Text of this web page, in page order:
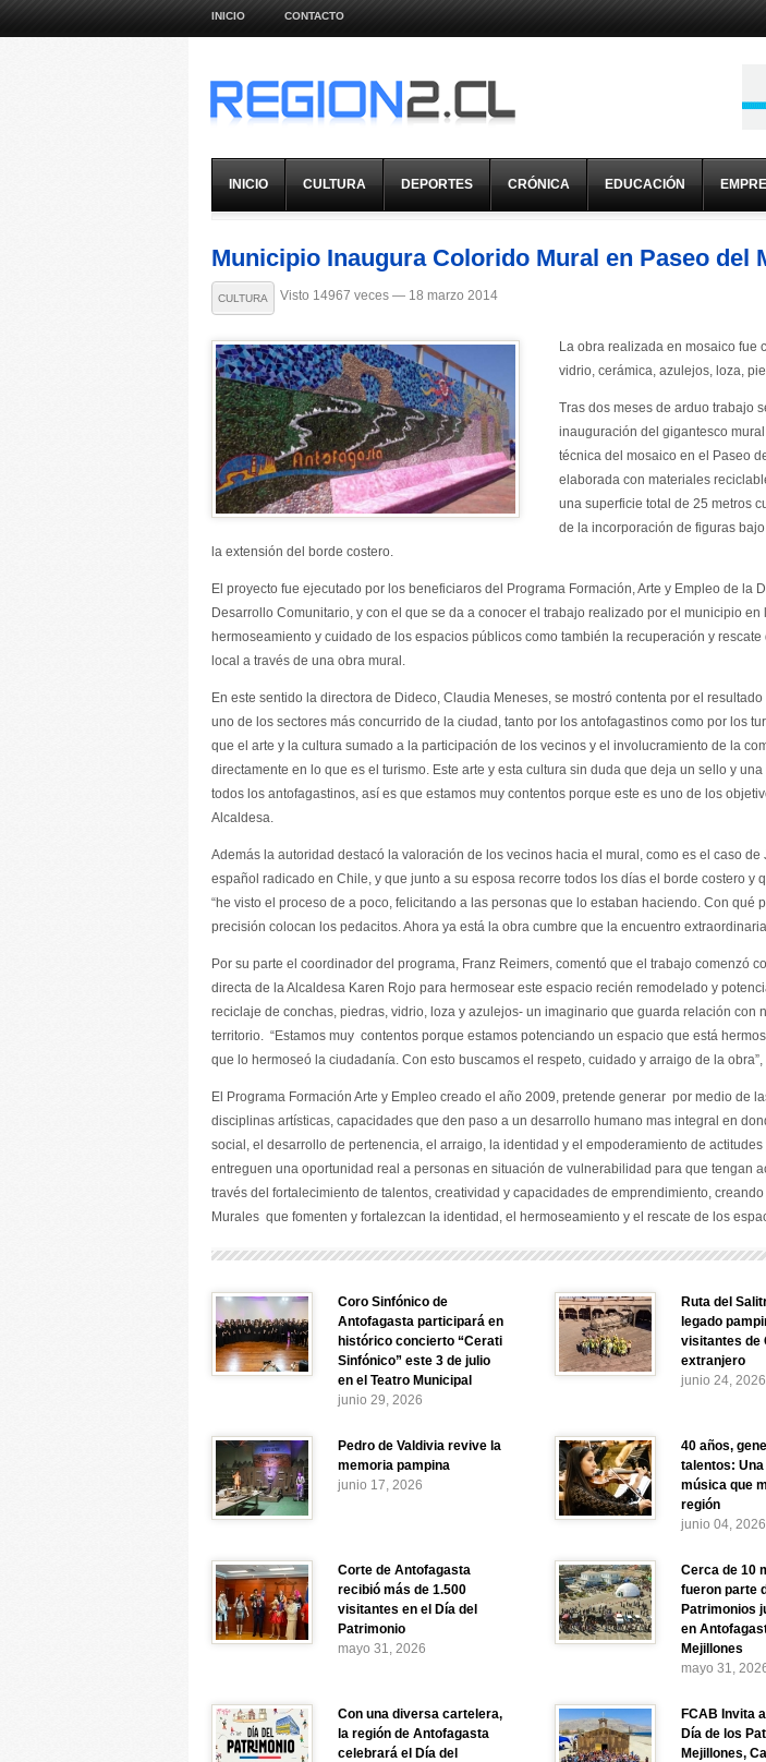
INICIO CONTACTO
INICIO CULTURA DEPORTES CRÓNICA EDUCACIÓN
Municipio Inaugura Colorido Mural en Paseo del
CULTURA Visto 14967 veces — 18 marzo 2014
La obra realizada en mosaico fue
vidrio, cerámica, azulejos, loza,
Tras dos meses de arduo trabajo
inauguración del gigantesco
técnica del mosaico en el Paseo
elaborada con materiales
una superficie total de 25 metros
de la incorporación de figuras
la extensión del borde costero.
El proyecto fue ejecutado por los beneficiaros del Programa Formación, Arte y Empleo de la
Desarrollo Comunitario, y con el que se da a conocer el trabajo realizado por el municipio en
hermoseamiento y cuidado de los espacios públicos como también la recuperación y rescate
local a través de una obra mural.
En este sentido la directora de Dideco, Claudia Meneses, se mostró contenta por el
uno de los sectores más concurrido de la ciudad, tanto por los antofagastinos como por los
que el arte y la cultura sumado a la participación de los vecinos y el involucramiento de la
directamente en lo que es el turismo. Este arte y esta cultura sin duda que deja un sello y
todos los antofagastinos, así es que estamos muy contentos porque este es uno de los
Alcaldesa.
Además la autoridad destacó la valoración de los vecinos hacia el mural, como es el caso de
español radicado en Chile, y que junto a su esposa recorre todos los días el borde costero y
“he visto el proceso de a poco, felicitando a las personas que lo estaban haciendo. Con qué
precisión colocan los pedacitos. Ahora ya está la obra cumbre que la encuentro
Por su parte el coordinador del programa, Franz Reimers, comentó que el trabajo comenzó
directa de la Alcaldesa Karen Rojo para hermosear este espacio recién remodelado y
reciclaje de conchas, piedras, vidrio, loza y azulejos- un imaginario que guarda relación con
territorio. “Estamos muy contentos porque estamos potenciando un espacio que está
que lo hermoseó la ciudadanía. Con esto buscamos el respeto, cuidado y arraigo de la
El Programa Formación Arte y Empleo creado el año 2009, pretende generar por medio de
disciplinas artísticas, capacidades que den paso a un desarrollo humano mas integral en
social, el desarrollo de pertenencia, el arraigo, la identidad y el empoderamiento de actitudes
entreguen una oportunidad real a personas en situación de vulnerabilidad para que tengan
través del fortalecimiento de talentos, creatividad y capacidades de emprendimiento,
Murales que fomenten y fortalezcan la identidad, el hermoseamiento y el rescate de los
Coro Sinfónico de
Antofagasta participará en
histórico concierto “Cerati
Sinfónico” este 3 de julio
en el Teatro Municipal
junio 29, 2026
Ruta del
legado
visitantes de
extranjero
junio 24, 2026
Pedro de Valdivia revive la
memoria pampina
junio 17, 2026
40 años,
talentos:
música que
región
junio 04, 2026
Corte de Antofagasta
recibió más de 1.500
visitantes en el Día del
Patrimonio
mayo 31, 2026
Cerca de 10
fueron parte
Patrimonios
en
Mejillones
mayo 31,
Con una diversa cartelera,
la región de Antofagasta
celebrará el Día del
FCAB Invita
Día de los
Mejillones,